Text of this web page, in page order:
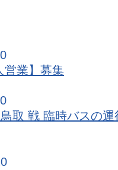
営業】募集
取 戦 臨時バスの運